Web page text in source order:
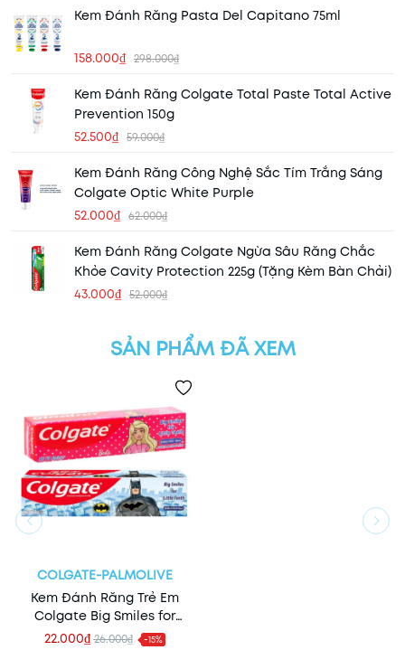
Kem Đánh Răng Pasta Del Capitano 75ml
158.000₫ 298.000₫
Kem Đánh Răng Colgate Total Paste Total Active
Prevention 150g
52.500₫ 59.000₫
Kem Đánh Răng Công Nghệ Sắc Tím Trắng Sáng
Colgate Optic White Purple
52.000₫ 62.000₫
Kem Đánh Răng Colgate Ngừa Sâu Răng Chắc
Khỏe Cavity Protection 225g (Tặng Kèm Bàn Chải)
43.000₫ 52.000₫
SẢN PHẨM ĐÃ XEM
COLGATE-PALMOLIVE
Kem Đánh Răng Trẻ Em
Colgate Big Smiles for
Little Teeth 40g (Barbie
22.000₫ 26.000₫ -15%